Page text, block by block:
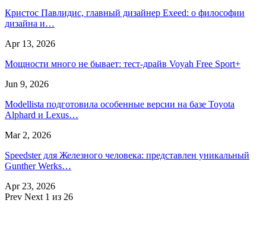
Кристос Павлидис, главный дизайнер Exeed: о философии
дизайна и…
Apr 13, 2026
Мощности много не бывает: тест-драйв Voyah Free Sport+
Jun 9, 2026
Modellista подготовила особенные версии на базе Toyota
Alphard и Lexus…
Mar 2, 2026
Speedster для Железного человека: представлен уникальный
Gunther Werks…
Apr 23, 2026
Prev Next 1 из 26